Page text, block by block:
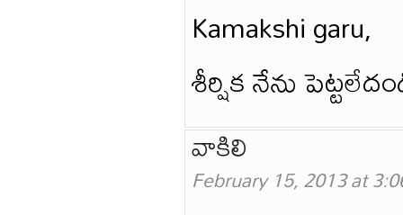
Kamakshi garu,
శీర్షిక నేను
వాకిలి
February 15, 2013 at